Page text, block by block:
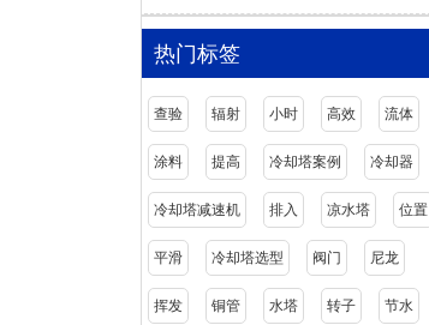
热门标签
查验 辐射 小时 高效 流体
涂料 提高 冷却塔案例 冷却器
冷却塔减速机 排入 凉水塔 位置
平滑 冷却塔选型 阀门 尼龙
挥发 铜管 水塔 转子 节水